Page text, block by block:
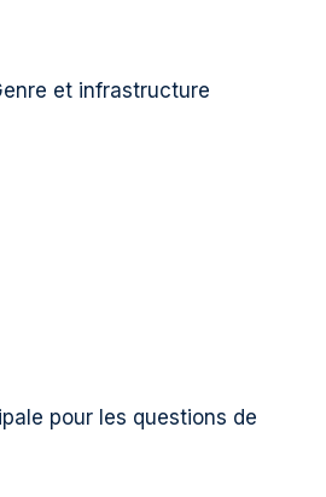
et infrastructure
pour les questions de